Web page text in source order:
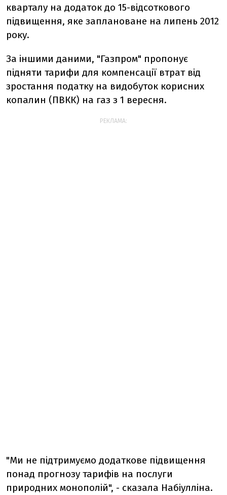
кварталу на додаток до 15-відсоткового
підвищення, яке заплановане на липень 2012
року.
За іншими даними, "Газпром" пропонує
підняти тарифи для компенсації втрат від
зростання податку на видобуток корисних
копалин (ПВКК) на газ з 1 вересня.
РЕКЛАМА:
"Ми не підтримуємо додаткове підвищення
понад прогнозу тарифів на послуги
природних монополій", - сказала Набіулліна.